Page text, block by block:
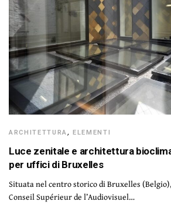
ARCHITETTURA,ELEMENTI
Luce zenitale e architettura
per uffici di Bruxelles
Situata nel centro storico di Bruxelles
Conseil Supérieur de l’Audiovisuel…